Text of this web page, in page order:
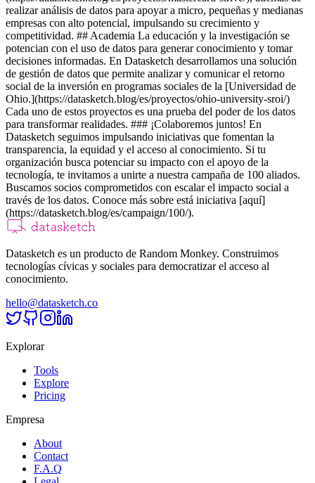
realizar análisis de datos para apoyar a micro, pequeñas y medianas
empresas con alto potencial, impulsando su crecimiento y
competitividad. ## Academia La educación y la investigación se
potencian con el uso de datos para generar conocimiento y tomar
decisiones informadas. En Datasketch desarrollamos una solución
de gestión de datos que permite analizar y comunicar el retorno
social de la inversión en programas sociales de la [Universidad de
Ohio.](https://datasketch.blog/es/proyectos/ohio-university-sroi/)
Cada uno de estos proyectos es una prueba del poder de los datos
para transformar realidades. ### ¡Colaboremos juntos! En
Datasketch seguimos impulsando iniciativas que fomentan la
transparencia, la equidad y el acceso al conocimiento. Si tu
organización busca potenciar su impacto con el apoyo de la
tecnología, te invitamos a unirte a nuestra campaña de 100 aliados.
Buscamos socios comprometidos con escalar el impacto social a
través de los datos. Conoce más sobre está iniciativa [aquí]
(https://datasketch.blog/es/campaign/100/).
Datasketch es un producto de Random Monkey. Construimos
tecnologías cívicas y sociales para democratizar el acceso al
conocimiento.
hello@datasketch.co
Explorar
Tools
Explore
Pricing
Empresa
About
Contact
F.A.Q